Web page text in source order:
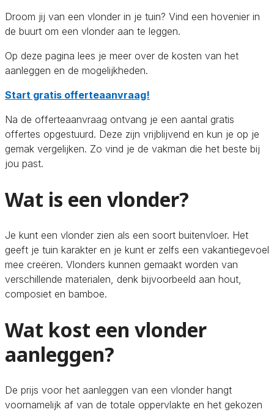
Droom jij van een vlonder in je tuin? Vind een hovenier in
de buurt om een vlonder aan te leggen.
Op deze pagina lees je meer over de kosten van het
aanleggen en de mogelijkheden.
Start gratis offerteaanvraag!
Na de offerteaanvraag ontvang je een aantal gratis
offertes opgestuurd. Deze zijn vrijblijvend en kun je op je
gemak vergelijken. Zo vind je de vakman die het beste bij
jou past.
Wat is een vlonder?
Je kunt een vlonder zien als een soort buitenvloer. Het
geeft je tuin karakter en je kunt er zelfs een vakantiegevoel
mee creëren. Vlonders kunnen gemaakt worden van
verschillende materialen, denk bijvoorbeeld aan hout,
composiet en bamboe.
Wat kost een vlonder
aanleggen?
De prijs voor het aanleggen van een vlonder hangt
voornamelijk af van de totale oppervlakte en het gekozen